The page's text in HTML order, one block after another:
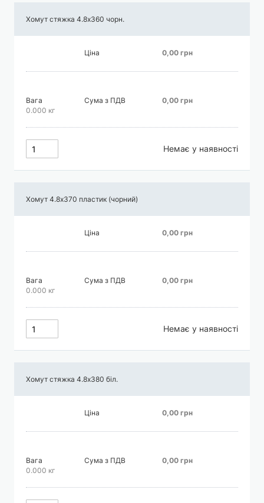
Хомут стяжка 4.8х360 чорн.
Ціна 0,00 грн
Вага
0.000 кг
Сума з ПДВ 0,00 грн
Немає у наявності
Хомут 4.8х370 пластик (чорний)
Ціна 0,00 грн
Вага
0.000 кг
Сума з ПДВ 0,00 грн
Немає у наявності
Хомут стяжка 4.8х380 біл.
Ціна 0,00 грн
Вага
0.000 кг
Сума з ПДВ 0,00 грн